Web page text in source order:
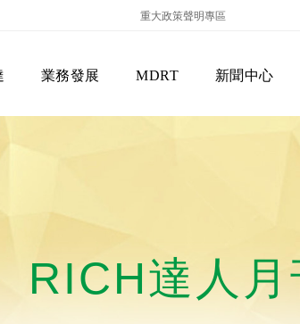
重大政策聲明專區
業務發展 MDRT 新聞中心
RICH達人月